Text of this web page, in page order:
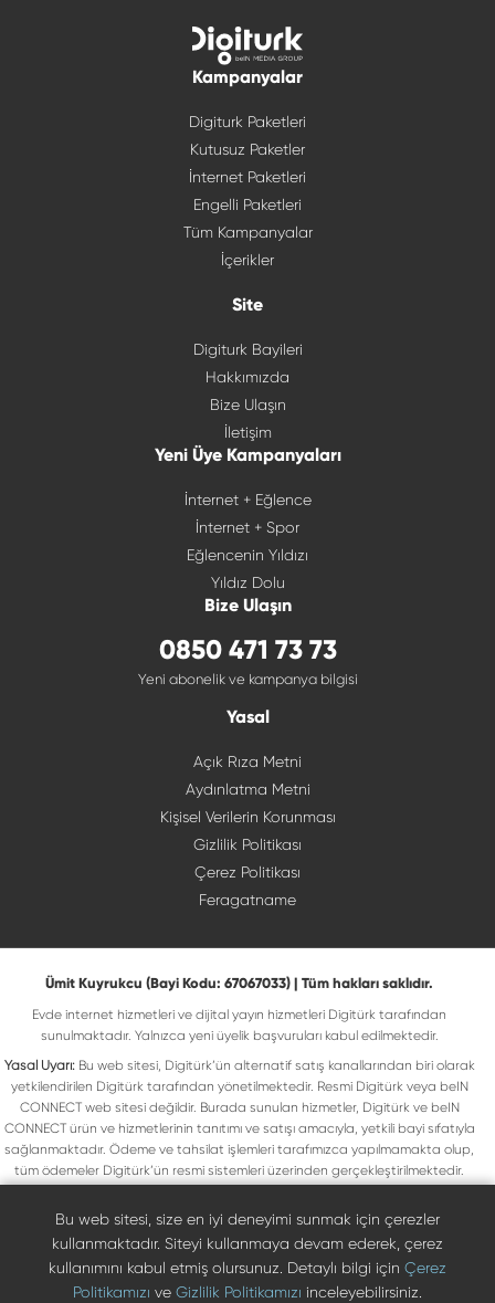
Kampanyalar
Digiturk Paketleri
Kutusuz Paketler
İnternet Paketleri
Engelli Paketleri
Tüm Kampanyalar
İçerikler
Site
Digiturk Bayileri
Hakkımızda
Bize Ulaşın
İletişim
Yeni Üye Kampanyaları
İnternet + Eğlence
İnternet + Spor
Eğlencenin Yıldızı
Yıldız Dolu
Bize Ulaşın
0850 471 73 73
Yeni abonelik ve kampanya bilgisi
Yasal
Açık Rıza Metni
Aydınlatma Metni
Kişisel Verilerin Korunması
Gizlilik Politikası
Çerez Politikası
Feragatname
Ümit Kuyrukcu (Bayi Kodu: 67067033) | Tüm hakları saklıdır.
Evde internet hizmetleri ve dijital yayın hizmetleri Digitürk tarafından
sunulmaktadır. Yalnızca yeni üyelik başvuruları kabul edilmektedir.
Yasal Uyarı:Bu web sitesi, Digitürk’ün alternatif satış kanallarından biri olarak
yetkilendirilen Digitürk tarafından yönetilmektedir. Resmi Digitürk veya beIN
CONNECT web sitesi değildir. Burada sunulan hizmetler, Digitürk ve beIN
CONNECT ürün ve hizmetlerinin tanıtımı ve satışı amacıyla, yetkili bayi sıfatıyla
sağlanmaktadır. Ödeme ve tahsilat işlemleri tarafımızca yapılmamakta olup,
tüm ödemeler Digitürk’ün resmi sistemleri üzerinden gerçekleştirilmektedir.
koruma altındadır. Bu markalar, yalnızca marka sahiplerinin kullanım koşullarına
uygun şekilde kullanılmaktadır. Digitürk veya beIN CONNECT’in resmi web
sitelerine ulaşmak için ilgili markaların doğrudan resmi kanallarını ziyaret
edebilirsiniz.
Bu web sitesi, size en iyi deneyimi sunmak için çerezler
kullanmaktadır. Siteyi kullanmaya devam ederek, çerez
kullanımını kabul etmiş olursunuz. Detaylı bilgi için Çerez
Politikamızı ve Gizlilik Politikamızı inceleyebilirsiniz.